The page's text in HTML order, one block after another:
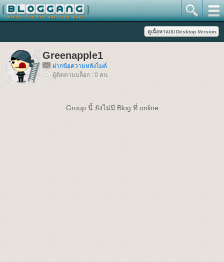
Greenapple1
ฝากข้อความหลังไมค์
ผู้ติดตามบล็อก : 0 คน
Group นี้ ยังไม่มี Blog ที่ online